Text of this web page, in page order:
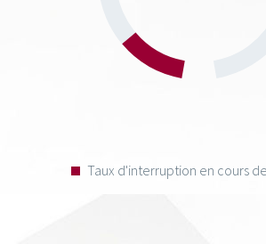
Taux d'interruption en cours